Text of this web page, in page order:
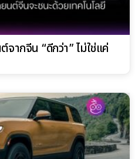
ากจีน “ดีกว่า” ไม่ใช่แค่